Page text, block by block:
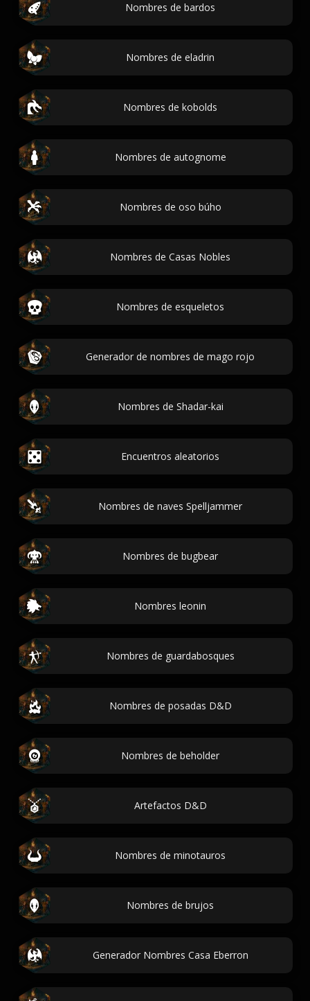
Nombres de bardos
Nombres de eladrin
Nombres de kobolds
Nombres de autognome
Nombres de oso búho
Nombres de Casas Nobles
Nombres de esqueletos
Generador de nombres de mago rojo
Nombres de Shadar-kai
Encuentros aleatorios
Nombres de naves Spelljammer
Nombres de bugbear
Nombres leonin
Nombres de guardabosques
Nombres de posadas D&D
Nombres de beholder
Artefactos D&D
Nombres de minotauros
Nombres de brujos
Generador Nombres Casa Eberron